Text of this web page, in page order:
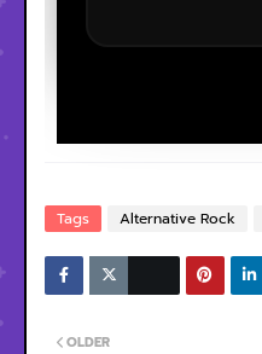
Tags Alternative Rock
OLDER